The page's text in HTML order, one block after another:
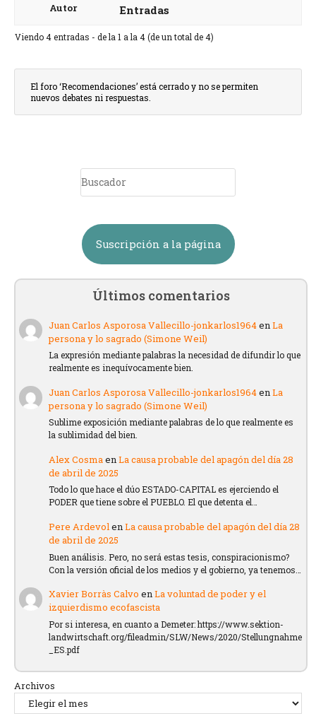
Autor Entradas
Viendo 4 entradas - de la 1 a la 4 (de un total de 4)
El foro ‘Recomendaciones’ está cerrado y no se permiten
nuevos debates ni respuestas.
Suscripción a la página
Últimos comentarios
Juan Carlos Asporosa Vallecillo-jonkarlos1964enLa
persona y lo sagrado (Simone Weil)
La expresión mediante palabras la necesidad de difundir lo que
realmente es inequívocamente bien.
Juan Carlos Asporosa Vallecillo-jonkarlos1964enLa
persona y lo sagrado (Simone Weil)
Sublime exposición mediante palabras de lo que realmente es
la sublimidad del bien.
Alex CosmaenLa causa probable del apagón del día 28
de abril de 2025
Todo lo que hace el dúo ESTADO-CAPITAL es ejerciendo el
PODER que tiene sobre el PUEBLO. El que detenta el…
Pere ArdevolenLa causa probable del apagón del día 28
de abril de 2025
Buen análisis. Pero, no será estas tesis, conspiracionismo?
Con la versión oficial de los medios y el gobierno, ya tenemos…
Xavier Borràs Calvo enLa voluntad de poder y el
izquierdismo ecofascista
Por si interesa, en cuanto a Demeter: https://www.sektion-
landwirtschaft.org/fileadmin/SLW/News/2020/Stellungnahme
_ES.pdf
Archivos